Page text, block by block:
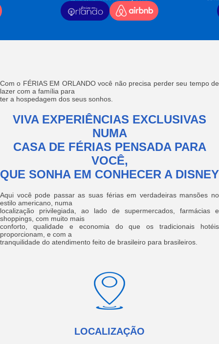
Com o FÉRIAS EM ORLANDO você não precisa perder seu tempo de
lazer com a família para
ter a hospedagem dos seus sonhos.
VIVA EXPERIÊNCIAS EXCLUSIVAS
NUMA
CASA DE FÉRIAS PENSADA PARA
VOCÊ,
QUE SONHA EM CONHECER A DISNEY
Aqui você pode passar as suas férias em verdadeiras mansões no
estilo americano, numa
localização privilegiada, ao lado de supermercados, farmácias e
shoppings, com muito mais
conforto, qualidade e economia do que os tradicionais hotéis
proporcionam, e com a
tranquilidade do atendimento feito de brasileiro para brasileiros.
LOCALIZAÇÃO